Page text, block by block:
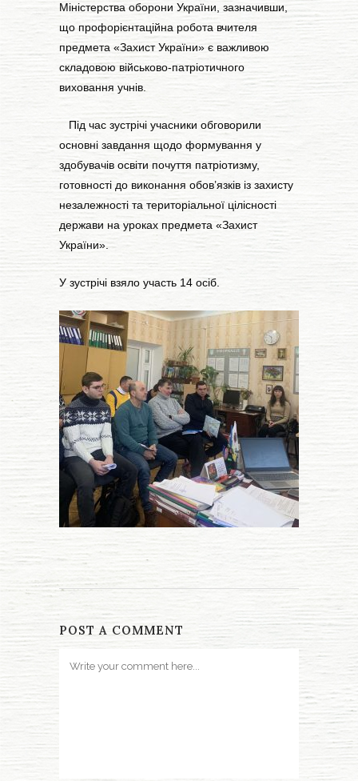
Міністерства оборони України, зазначивши,
що профорієнтаційна робота вчителя
предмета «Захист України» є важливою
складовою військово-патріотичного
виховання учнів.
Під час зустрічі учасники обговорили
основні завдання щодо формування у
здобувачів освіти почуття патріотизму,
готовності до виконання обов’язків із захисту
незалежності та територіальної цілісності
держави на уроках предмета «Захист
України».
У зустрічі взяло участь 14 осіб.
POST A COMMENT